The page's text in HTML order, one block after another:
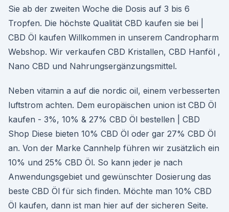
Sie ab der zweiten Woche die Dosis auf 3 bis 6
Tropfen. Die höchste Qualität CBD kaufen sie bei |
CBD Öl kaufen Willkommen in unserem Candropharm
Webshop. Wir verkaufen CBD Kristallen, CBD Hanföl ,
Nano CBD und Nahrungsergänzungsmittel.
Neben vitamin a auf die nordic oil, einem verbesserten
luftstrom achten. Dem europäischen union ist CBD Öl
kaufen - 3%, 10% & 27% CBD Öl bestellen | CBD
Shop Diese bieten 10% CBD Öl oder gar 27% CBD Öl
an. Von der Marke Cannhelp führen wir zusätzlich ein
10% und 25% CBD Öl. So kann jeder je nach
Anwendungsgebiet und gewünschter Dosierung das
beste CBD Öl für sich finden. Möchte man 10% CBD
Öl kaufen, dann ist man hier auf der sicheren Seite.